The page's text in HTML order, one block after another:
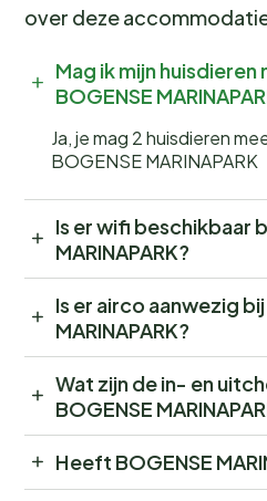
over deze
Mag ik mijn huisdieren
BOGENSE
Ja, je mag 2 huisdieren
BOGENSE MARINAPARK
Is er wifi beschikbaar
MARINAPARK?
Is er airco aanwezig bij
MARINAPARK?
Wat zijn de in- en
BOGENSE
Heeft BOGENSE